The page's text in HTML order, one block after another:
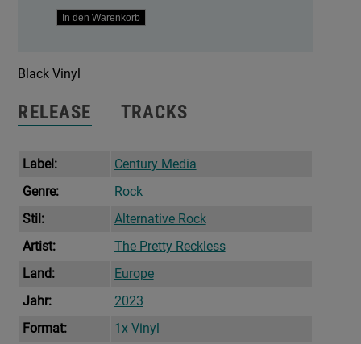
Other
In den Warenkorb
Black Vinyl
RELEASE TRACKS
Label:
Century Media
Genre:
Rock
Stil:
Alternative Rock
Artist:
The Pretty Reckless
Land:
Europe
Jahr:
2023
Format:
1x Vinyl